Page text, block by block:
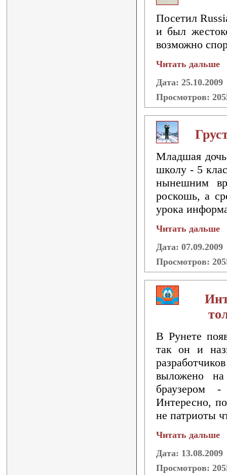
Посетил
и был
возможно
Читать дальше
Дата: 25.10.2009
Просмотров:
Младшая
школу - 5
нынешним
роскошь, а
урока
Читать дальше
Дата: 07.09.2009
Просмотров:
В Рунете
так он и
выложено
браузером
Интересно,
не патриоты
Читать дальше
Дата: 13.08.2009
Просмотров: